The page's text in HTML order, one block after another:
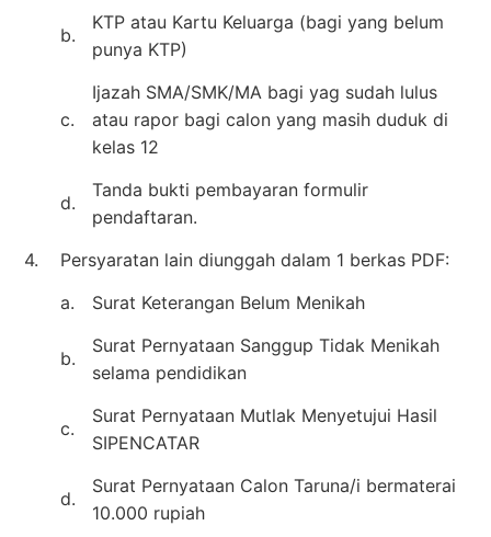
b.
KTP atau Kartu Keluarga (bagi yang belum
punya KTP)
c.
Ijazah SMA/SMK/MA bagi yag sudah lulus
atau rapor bagi calon yang masih duduk di
kelas 12
d.
Tanda bukti pembayaran formulir
pendaftaran.
4.
Persyaratan lain diunggah dalam 1 berkas PDF:
a.
Surat Keterangan Belum Menikah
b.
Surat Pernyataan Sanggup Tidak Menikah
selama pendidikan
c.
Surat Pernyataan Mutlak Menyetujui Hasil
SIPENCATAR
d.
Surat Pernyataan Calon Taruna/i bermaterai
10.000 rupiah